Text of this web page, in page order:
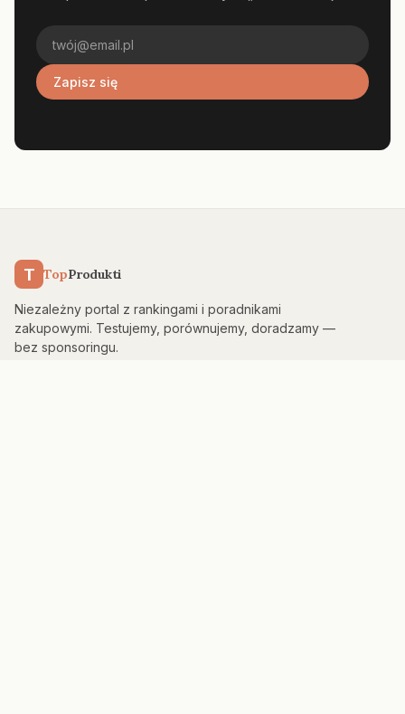
Zapisz się
T TopProdukti
Niezależny portal z rankingami i poradnikami
zakupowymi. Testujemy, porównujemy, doradzamy —
bez sponsoringu.